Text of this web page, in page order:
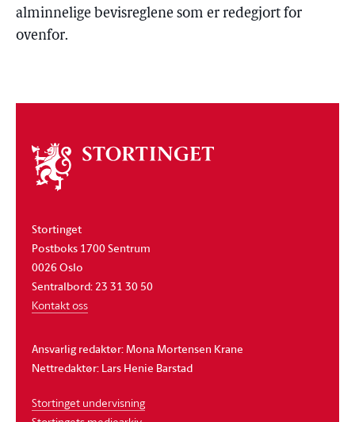
alminnelige bevisreglene som er redegjort for
ovenfor.
Om
stortinget
Stortinget
Postboks 1700 Sentrum
0026 Oslo
Sentralbord: 23 31 30 50
Kontakt oss
Ansvarlig redaktør: Mona Mortensen Krane
Nettredaktør: Lars Henie Barstad
Stortinget undervisning